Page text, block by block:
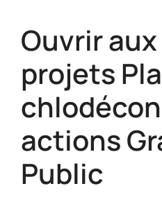
Ouvrir
projets
actions
Public